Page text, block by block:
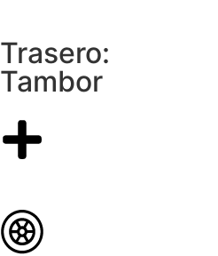
Trasero:
Tambor